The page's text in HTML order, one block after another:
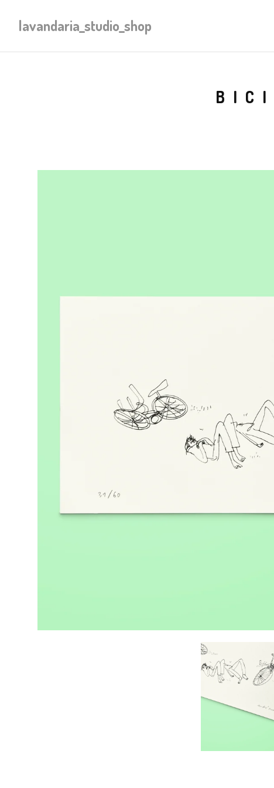
lavandaria_studio_shop